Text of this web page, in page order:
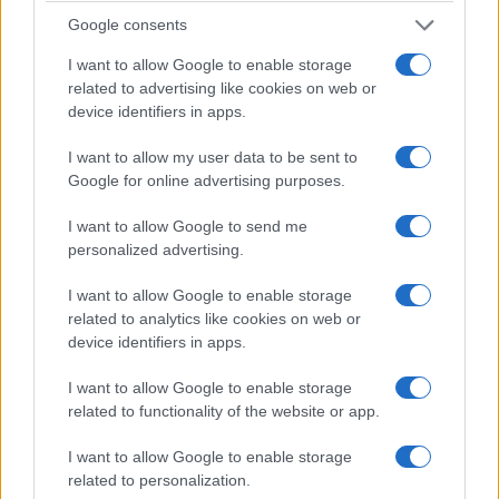
Google consents
I want to allow Google to enable storage
related to advertising like cookies on web or
device identifiers in apps.
I want to allow my user data to be sent to
Google for online advertising purposes.
I want to allow Google to send me
personalized advertising.
I want to allow Google to enable storage
related to analytics like cookies on web or
device identifiers in apps.
I want to allow Google to enable storage
related to functionality of the website or app.
I want to allow Google to enable storage
related to personalization.
ΕΛΛΑΔΑ
Ιός Δυτικού Νείλου: 65 κρούσματα έως σήμερα
περιστατικά
6/08/2026 - 9:54πμ